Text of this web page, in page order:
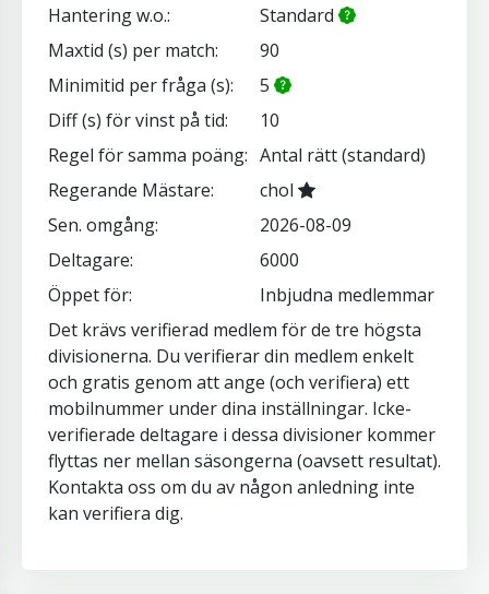
Hantering w.o.:
Standard
Maxtid (s) per match:
90
Minimitid per fråga (s):
5
Diff (s) för vinst på tid:
10
Regel för samma poäng: Antal rätt (standard)
Regerande Mästare:
chol
Sen. omgång:
2026-08-09
Deltagare:
6000
Öppet för:
Inbjudna medlemmar
Det krävs verifierad medlem för de tre högsta
divisionerna. Du verifierar din medlem enkelt
och gratis genom att ange (och verifiera) ett
mobilnummer under dina inställningar. Icke-
verifierade deltagare i dessa divisioner kommer
flyttas ner mellan säsongerna (oavsett resultat).
Kontakta oss om du av någon anledning inte
kan verifiera dig.